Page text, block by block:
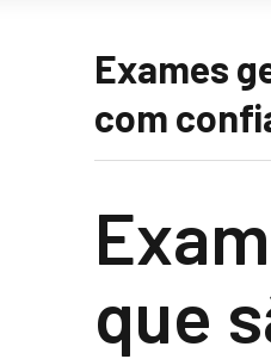
Exames
com
que